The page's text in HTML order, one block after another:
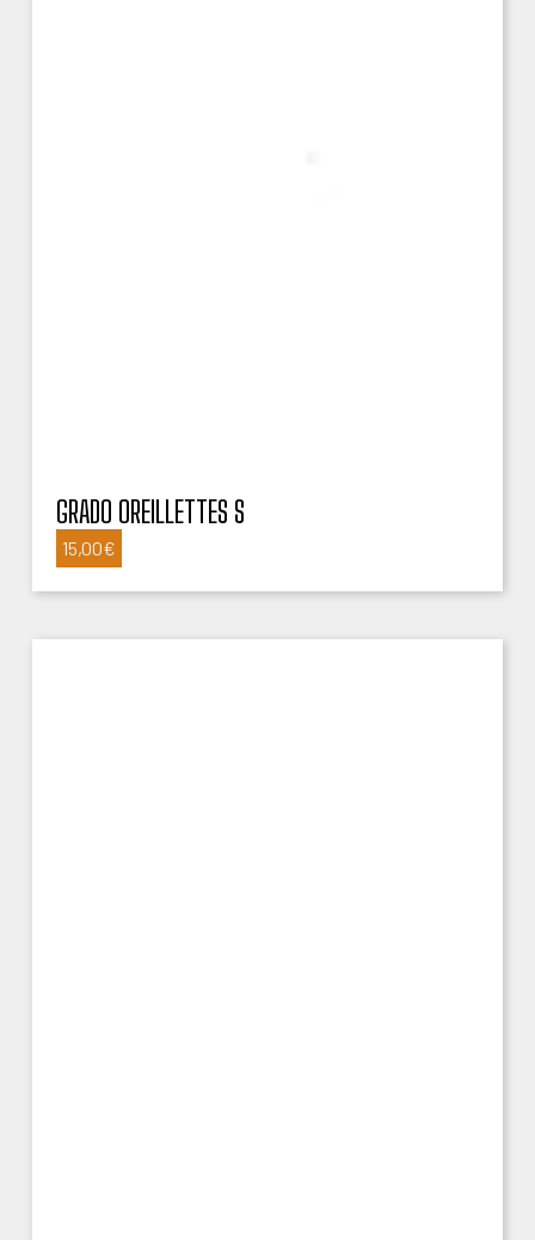
GRADO OREILLETTES S
15,00€